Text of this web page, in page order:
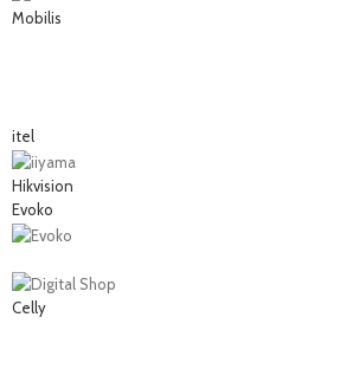
Mobilis
itel
Hikvision
Evoko
Celly